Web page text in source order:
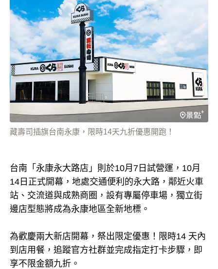
藏壽司插旗台南永康，限時14天九折優惠開跑！
台南「永康永大路店」則於10月7日試營運，10月
14日正式開幕，地處交通便利的永大路，鄰近火車
站、交流道與成熟商圈，設有專屬停車場，獨立街
邊店型態將成為永康地區全新地標。
為歡慶兩大新店開幕，祭出限定優惠！限時14 天內
到店用餐，追蹤官方社群並完成指定打卡步驟，即
享不限金額九折。